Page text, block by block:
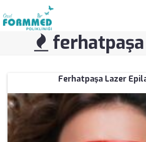
Ferhatpaşa Lazer